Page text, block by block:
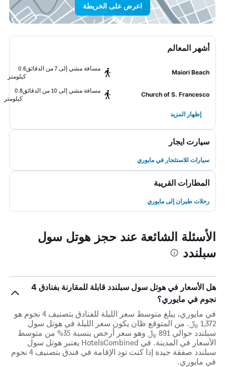
اعرض على الخريطة
أشهر المعالم
Maiori Beach
مسافة مشي إلى 7 من الدقائق
0.6
كيلومتر
Church of S. Francesco
مسافة مشي إلى 10 من الدقائق
0.8
كيلومتر
إظهار المزيد
سيارت ايجار
سيارات للاستئجار في مايوري
المطارات القريبة
رحلات طيران إلى مايوري
الأسئلة الشائعة عند حجز هوتل سول
سبلندد
هل الأسعار في هوتل سول سبلندد قابلة للمقارنة بفنادق 4
نجوم في مايوري؟
في مايوري، يبلغ متوسط ​​سعر الليلة للفنادق بتصنيف 4 نجوم هو
1,372 ﷼. من المتوقع ظان يكون سعر الليلة في هوتل سول
سبلندد حوالي 891 ﷼ وهو سعر أرخص بنسبة 35% من متوسط
الأسعار في المدينة. في HotelsCombined يعتبر هوتل سول
سبلندد صفقة جيدة إذا كنت تود الإقامة في فندق بتصنيف 4 نجوم
في مايوري.